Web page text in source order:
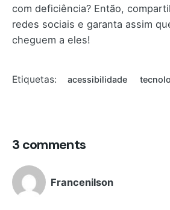
com deficiência? Então,
redes sociais e garanta assim
cheguem a eles!
Etiquetas: acessibilidade
3 comments
Francenilson